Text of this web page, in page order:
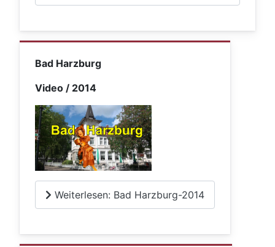
Bad Harzburg
Video / 2014
Weiterlesen: Bad Harzburg-2014